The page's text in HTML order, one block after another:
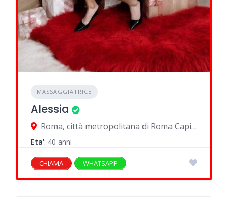
MASSAGGIATRICE
Alessia
Roma, città metropolitana di Roma Capitale, Italia
Eta': 40 anni
CHIAMA WHATSAPP